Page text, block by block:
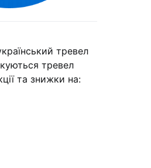
тревел
тревел
та знижки на: